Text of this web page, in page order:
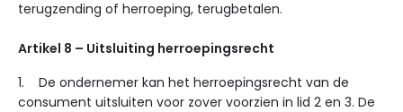
terugzending of herroeping, terugbetalen.
Artikel 8 – Uitsluiting herroepingsrecht
1. De ondernemer kan het herroepingsrecht van de
consument uitsluiten voor zover voorzien in lid 2 en 3. De